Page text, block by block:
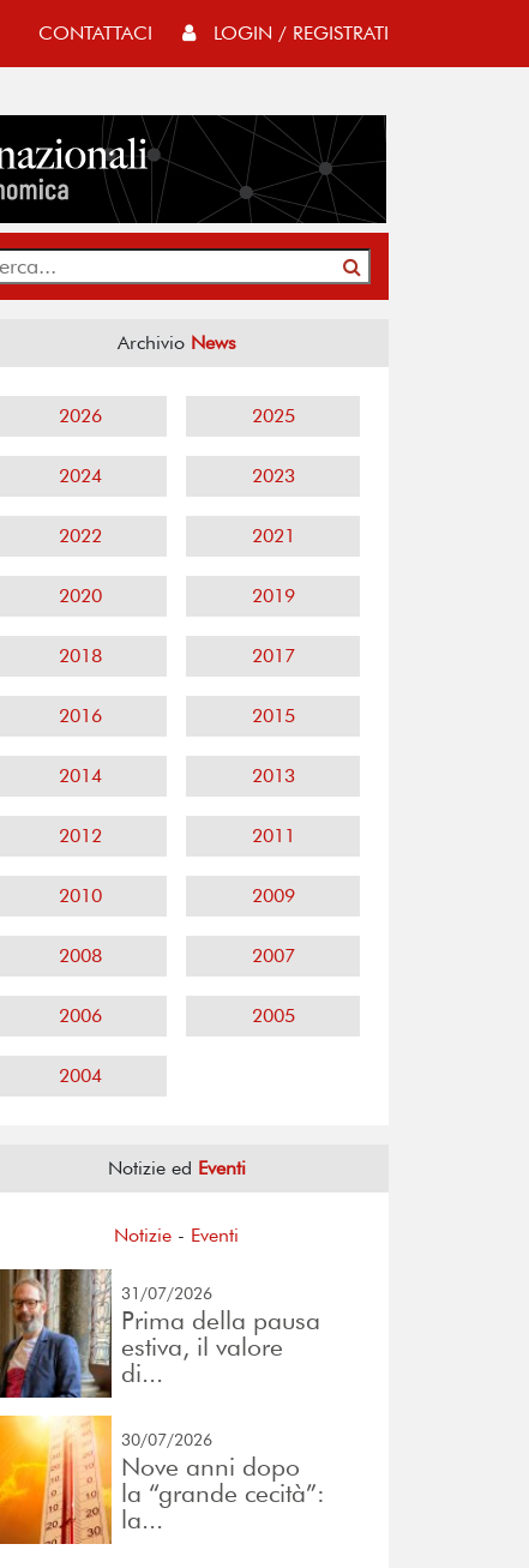
CONTATTACI LOGIN / REGISTRATI
Archivio News
2026 2025
2024 2023
2022 2021
2020 2019
2018 2017
2016 2015
2014 2013
2012 2011
2010 2009
2008 2007
2006 2005
2004
Notizie ed Eventi
Notizie - Eventi
31/07/2026
Prima della pausa
estiva, il valore
di...
30/07/2026
Nove anni dopo
la “grande cecità”:
la...